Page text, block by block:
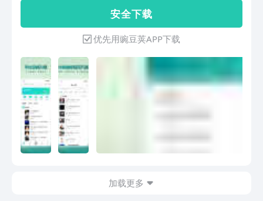
搜索分类，让用户快速找到想要的伴奏。
乐器伴奏：拥有海量葫芦丝、唢呐、电子
琴、萨克斯等乐器伴奏升降调伴奏：拥有
海量G调、E调、降A调、降B调等各类调
式伴奏热门伴奏：拥有海量热门歌曲的伴
奏原创歌曲：拥有海量古风、流行、民
谣、摇滚、动漫/等歌曲
安 全 下 载
优先用豌豆荚APP下载
加载更多